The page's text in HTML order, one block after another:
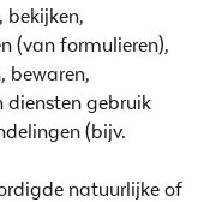
bekijken,
(van formulieren),
bewaren,
diensten gebruik
(bijv.
natuurlijke of